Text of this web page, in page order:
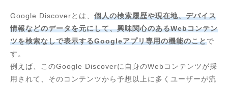
Google Discoverとは、 個人の検索履歴や現在地、デバイス
情報などのデータを元にして、興味関心のあるWebコンテン
ツを検索なしで表示するGoogleアプリ専用の機能のことで
す。
例えば、このGoogle Discoverに自身のWebコンテンツが採
用されて、そのコンテンツから予想以上に多くユーザーが流